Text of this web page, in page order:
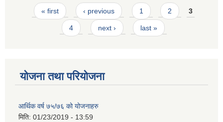
Pages
« first ‹ previous 1 2 3
4 next › last »
योजना तथा परियोजना
आर्थिक वर्ष ७५/७६ को योजनाहरु
मिति: 01/23/2019 - 13:59